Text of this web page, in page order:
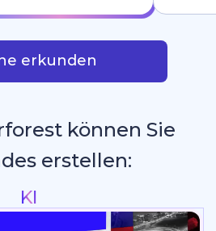
erkunden
können Sie
erstellen:
Logo Animati